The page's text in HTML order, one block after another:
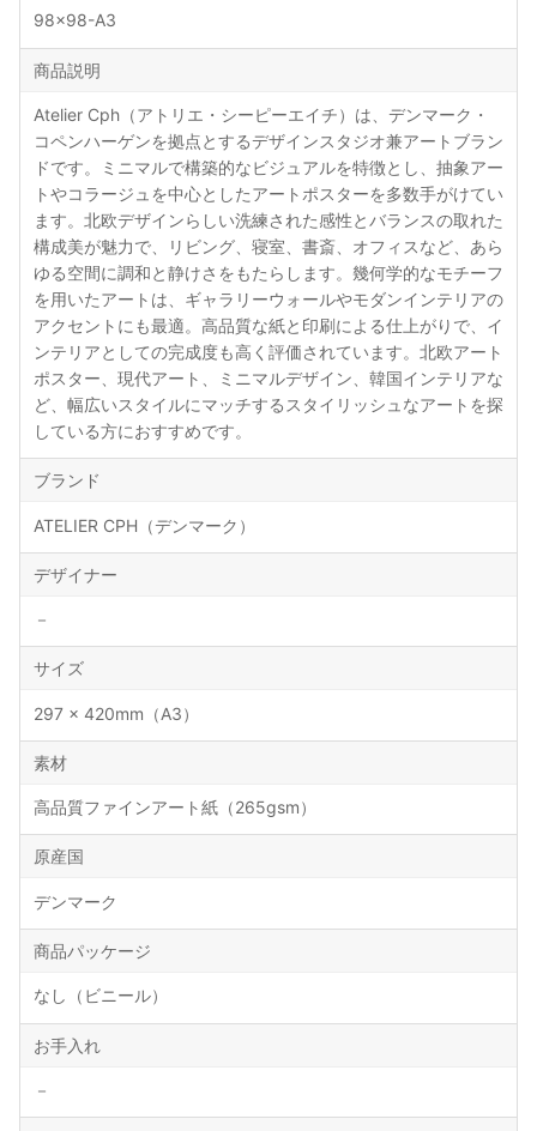
98x98-A3
商品説明
Atelier Cph（アトリエ・シーピーエイチ）は、デンマーク・
コペンハーゲンを拠点とするデザインスタジオ兼アートブラン
ドです。ミニマルで構築的なビジュアルを特徴とし、抽象アー
トやコラージュを中心としたアートポスターを多数手がけてい
ます。北欧デザインらしい洗練された感性とバランスの取れた
構成美が魅力で、リビング、寝室、書斎、オフィスなど、あら
ゆる空間に調和と静けさをもたらします。幾何学的なモチーフ
を用いたアートは、ギャラリーウォールやモダンインテリアの
アクセントにも最適。高品質な紙と印刷による仕上がりで、イ
ンテリアとしての完成度も高く評価されています。北欧アート
ポスター、現代アート、ミニマルデザイン、韓国インテリアな
ど、幅広いスタイルにマッチするスタイリッシュなアートを探
している方におすすめです。
ブランド
ATELIER CPH（デンマーク）
デザイナー
－
サイズ
297 × 420mm（A3）
素材
高品質ファインアート紙（265gsm）
原産国
デンマーク
商品パッケージ
なし（ビニール）
お手入れ
－